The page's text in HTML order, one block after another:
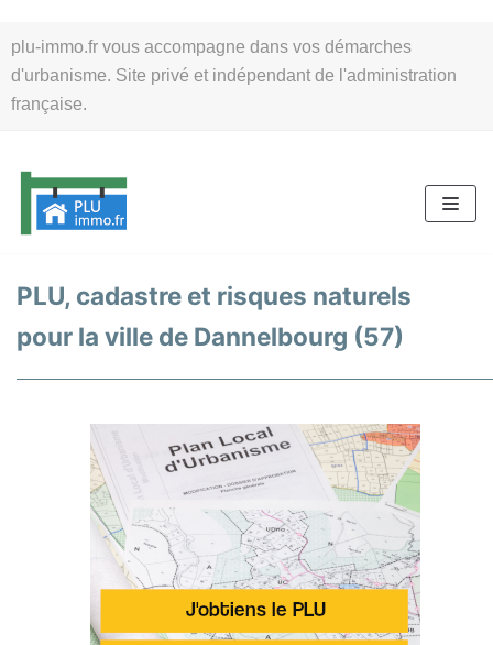
plu-immo.fr vous accompagne dans vos démarches
d'urbanisme. Site privé et indépendant de l'administration
française.
au
contenu
PLU, cadastre et risques naturels
pour la ville de Dannelbourg (57)